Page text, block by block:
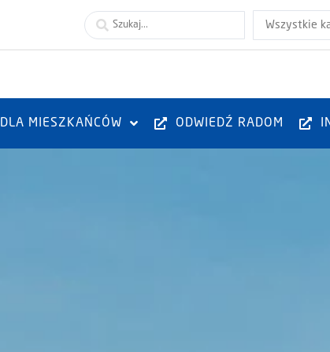
Wszystkie
DLA MIESZKAŃCÓW ODWIEDŹ RADOM